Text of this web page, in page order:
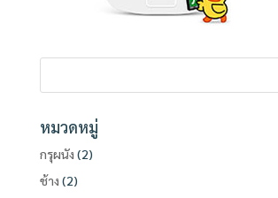
หมวดหมู่
กรุผนัง (2)
ช้าง (2)